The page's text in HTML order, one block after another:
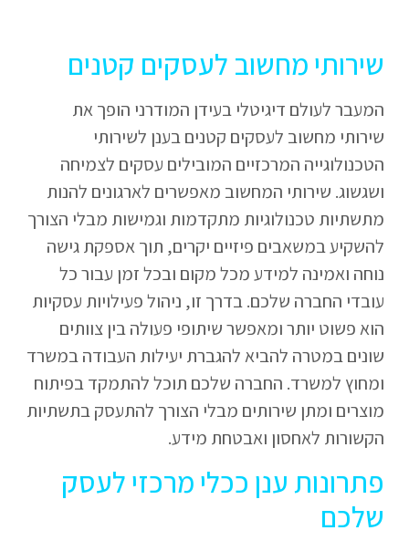
שירותי מחשוב לעסקים קטנים
המעבר לעולם דיגיטלי בעידן המודרני הופך את
שירותי מחשוב לעסקים קטנים בענן לשירותי
הטכנולוגייה המרכזיים המובילים עסקים לצמיחה
ושגשוג. שירותי המחשוב מאפשרים לארגונים להנות
מתשתיות טכנולוגיות מתקדמות וגמישות מבלי הצורך
להשקיע במשאבים פיזיים יקרים, תוך אספקת גישה
נוחה ואמינה למידע מכל מקום ובכל זמן עבור כל
עובדי החברה שלכם. בדרך זו, ניהול פעילויות עסקיות
הוא פשוט יותר ומאפשר שיתופי פעולה בין צוותים
שונים במטרה להביא להגברת יעילות העבודה במשרד
ומחוץ למשרד. החברה שלכם תוכל להתמקד בפיתוח
מוצרים ומתן שירותים מבלי הצורך להתעסק בתשתיות
הקשורות לאחסון ואבטחת מידע.
פתרונות ענן ככלי מרכזי לעסק
שלכם